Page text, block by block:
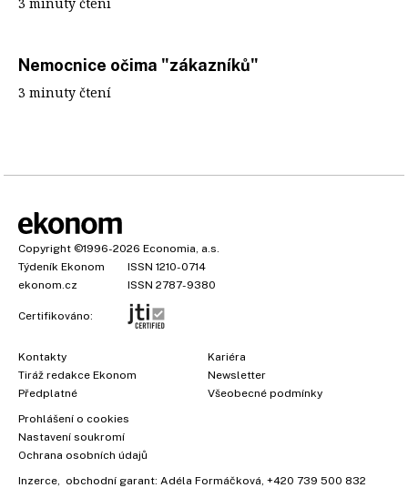
Nemocnice očima "zákazníků"
3 minuty čtení
Copyright ©1996-2026 Economia, a.s.
Týdeník Ekonom
ISSN 1210-0714
ekonom.cz
ISSN 2787-9380
Certifikováno:
Kontakty
Tiráž redakce Ekonom
Předplatné
Kariéra
Newsletter
Všeobecné podmínky
Prohlášení o cookies
Nastavení soukromí
Ochrana osobních údajů
Inzerce, obchodní garant: Adéla Formáčková, +420 739 500 832